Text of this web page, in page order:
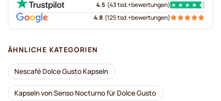
4.5 (43 tsd.+bewertungen)
4.8 (125 tsd.+bewertungen)
ÄHNLICHE KATEGORIEN
Nescafé Dolce Gusto Kapseln
Kapseln von Senso Nocturno für Dolce Gusto